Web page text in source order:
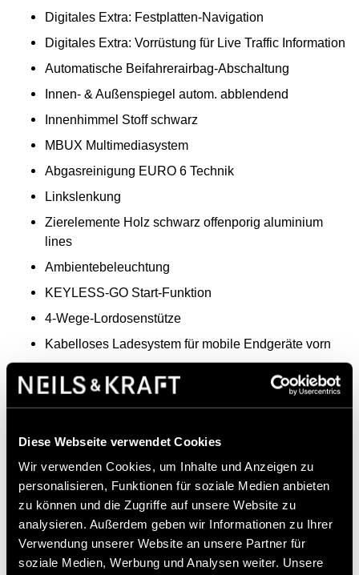
Diese Webseite verwendet Cookies
Wir verwenden Cookies, um Inhalte und Anzeigen zu
personalisieren, Funktionen für soziale Medien anbieten
zu können und die Zugriffe auf unsere Website zu
analysieren. Außerdem geben wir Informationen zu Ihrer
Verwendung unserer Website an unsere Partner für
soziale Medien, Werbung und Analysen weiter. Unsere
Digitales Extra: Festplatten-Navigation
Digitales Extra: Vorrüstung für Live Traffic Information
Automatische Beifahrerairbag-Abschaltung
Innen- & Außenspiegel autom. abblendend
Innenhimmel Stoff schwarz
MBUX Multimediasystem
Abgasreinigung EURO 6 Technik
Linkslenkung
Zierelemente Holz schwarz offenporig aluminium
lines
Ambientebeleuchtung
KEYLESS-GO Start-Funktion
4-Wege-Lordosenstütze
Kabelloses Ladesystem für mobile Endgeräte vorn
TIREFIT
Kommunikationsmodul (LTE) für die Nutzung von
Mercedes me connect Diensten
Aktiver Lenk-Assistent
Digitales Extra: Vorrüstung für Remote- und
Navigationsdienste
9G-TRONIC